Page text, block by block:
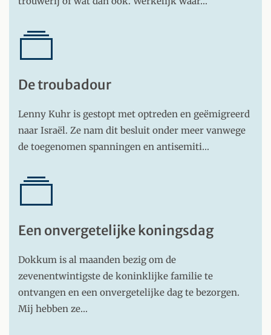
De troubadour
Lenny Kuhr is gestopt met optreden en geëmigreerd
naar Israël. Ze nam dit besluit onder meer vanwege
de toegenomen spanningen en antisemiti…
Een onvergetelijke koningsdag
Dokkum is al maanden bezig om de
zevenentwintigste de koninklijke familie te
ontvangen en een onvergetelijke dag te bezorgen.
Mij hebben ze…